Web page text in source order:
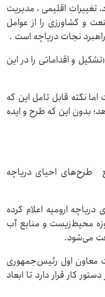
اقلیمی ، مدیریت
و کشاورزی را از عوامل
نجات دریاچه است .
و اقداماتی را در این
نکته قابل تامل این که
بدون این که طرح و ایده
طرح‌های احیای دریاچه
ارومیه اعلام کرده
محیط‌زیست و منابع آب
می‌شود.
معاون اول رئیس‌جمهوری
کار قرار دارد تا ابعاد